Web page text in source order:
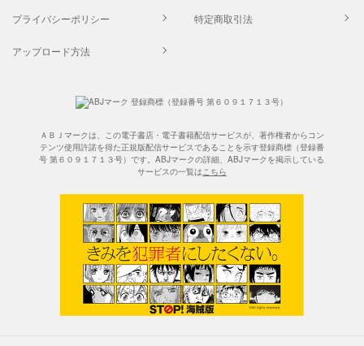
プライバシーポリシー 特定商取引法
アップロード方法
ＡＢＪマークは、この電子書店・電子書籍配信サービスが、著作権者からコン
テンツ使用許諾を得た正規版配信サービスであることを示す登録商標（登録番
号 第６０９１７１３号）です。ABJマークの詳細、ABJマークを掲示している
サービスの一覧はこちら